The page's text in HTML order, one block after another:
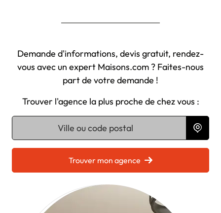
Demande d'informations, devis gratuit, rendez-
vous avec un expert Maisons.com ? Faites-nous
part de votre demande !
Trouver l'agence la plus proche de chez vous :
Chargement...
Trouver mon agence